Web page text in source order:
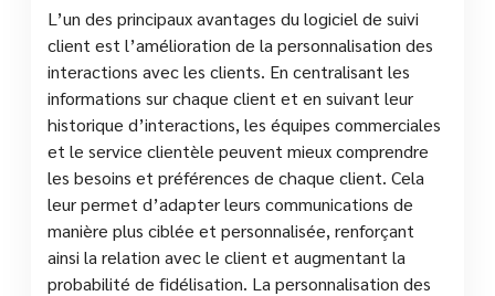
L’un des principaux avantages du logiciel de suivi
client est l’amélioration de la personnalisation des
interactions avec les clients. En centralisant les
informations sur chaque client et en suivant leur
historique d’interactions, les équipes commerciales
et le service clientèle peuvent mieux comprendre
les besoins et préférences de chaque client. Cela
leur permet d’adapter leurs communications de
manière plus ciblée et personnalisée, renforçant
ainsi la relation avec le client et augmentant la
probabilité de fidélisation. La personnalisation des